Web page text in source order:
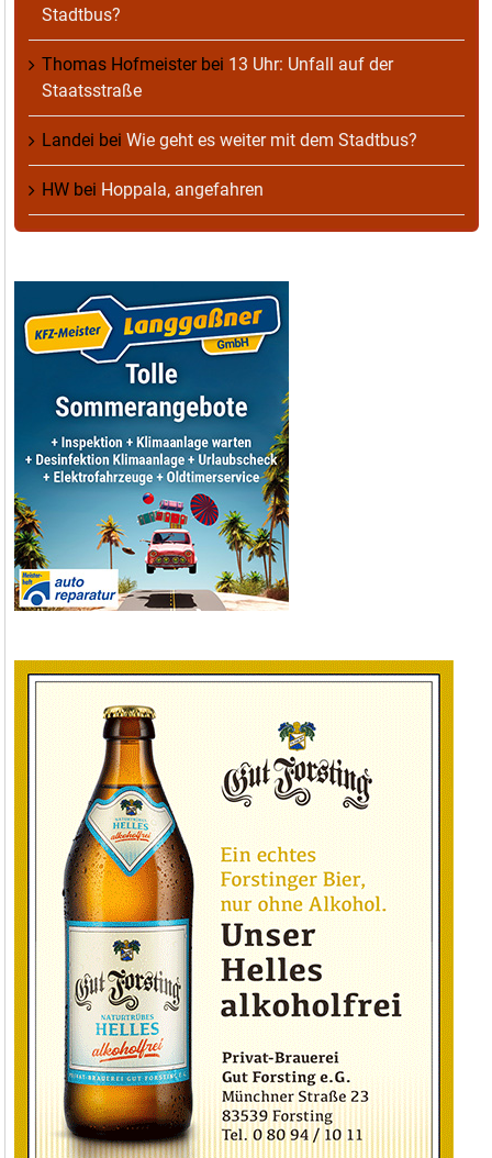
Stadtbus?
Thomas Hofmeisterbei 13 Uhr: Unfall auf der
Staatsstraße
Landei bei Wie geht es weiter mit dem Stadtbus?
HW bei Hoppala, angefahren